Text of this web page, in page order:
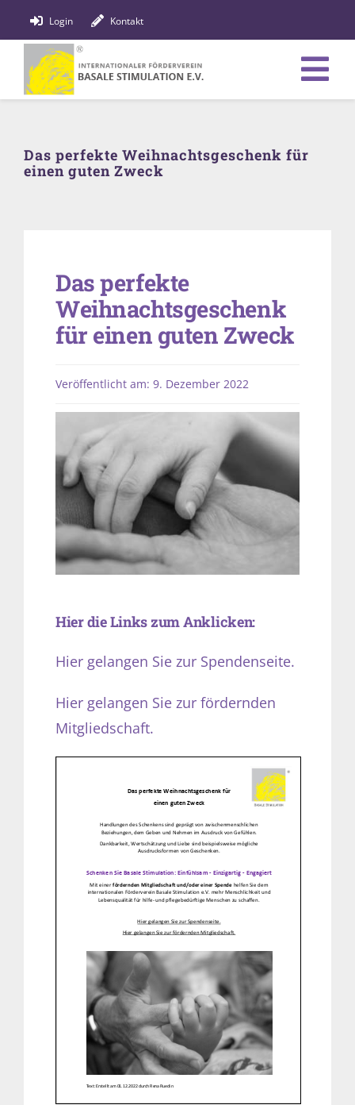
Inhalt
springen
Login Kontakt
Bildung
Förderung
Das perfekte Weihnachtsgeschenk für
einen guten Zweck
Das perfekte
Weihnachtsgeschenk
für einen guten Zweck
Veröffentlicht am: 9. Dezember 2022
Hier die Links zum Anklicken:
Hier gelangen Sie zur Spendenseite.
Hier gelangen Sie zur fördernden
Mitgliedschaft.